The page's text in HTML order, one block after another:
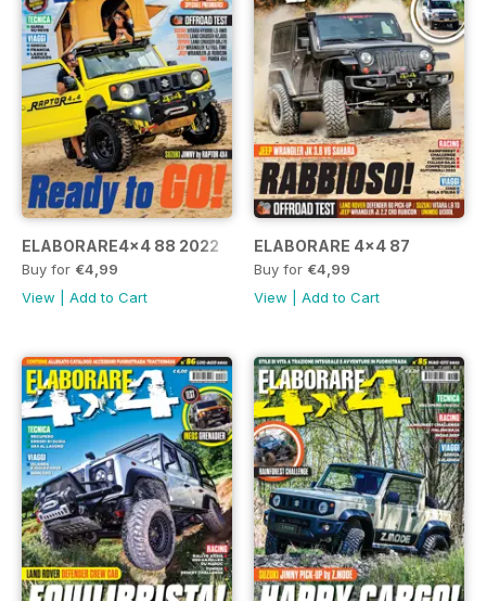
ELABORARE4x4 88 2022
Buy for €4,99
View
Add to Cart
ELABORARE 4x4 87
Buy for €4,99
View
Add to Cart